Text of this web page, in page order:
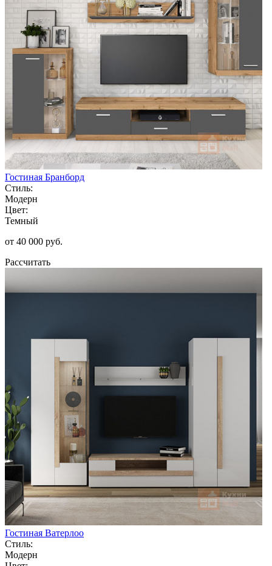
Гостиная Бранборд
Стиль:
Модерн
Цвет:
Темный
от 40 000 руб.
Рассчитать
Гостиная Ватерлоо
Стиль:
Модерн